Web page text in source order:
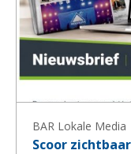
BAR Lokale Media
Scoor